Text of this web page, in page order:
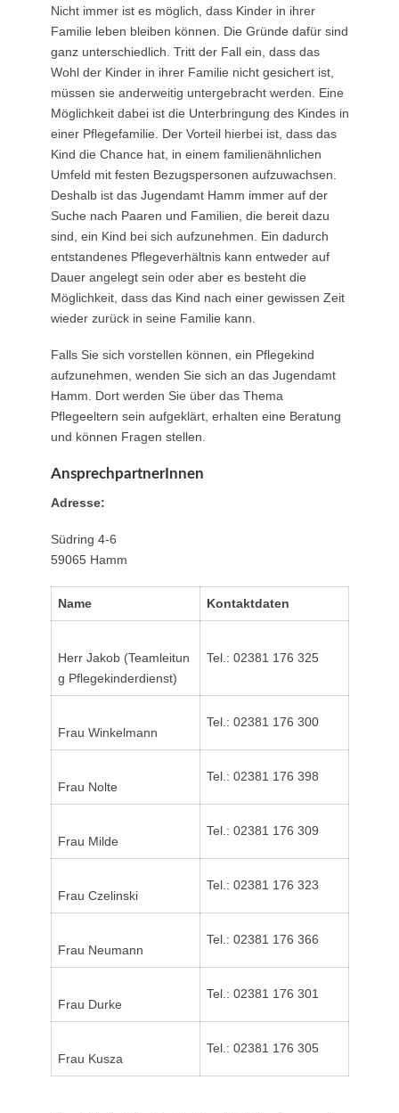
Nicht immer ist es möglich, dass Kinder in ihrer
Familie leben bleiben können. Die Gründe dafür sind
ganz unterschiedlich. Tritt der Fall ein, dass das
Wohl der Kinder in ihrer Familie nicht gesichert ist,
müssen sie anderweitig untergebracht werden. Eine
Möglichkeit dabei ist die Unterbringung des Kindes in
einer Pflegefamilie. Der Vorteil hierbei ist, dass das
Kind die Chance hat, in einem familienähnlichen
Umfeld mit festen Bezugspersonen aufzuwachsen.
Deshalb ist das Jugendamt Hamm immer auf der
Suche nach Paaren und Familien, die bereit dazu
sind, ein Kind bei sich aufzunehmen. Ein dadurch
entstandenes Pflegeverhältnis kann entweder auf
Dauer angelegt sein oder aber es besteht die
Möglichkeit, dass das Kind nach einer gewissen Zeit
wieder zurück in seine Familie kann.
Falls Sie sich vorstellen können, ein Pflegekind
aufzunehmen, wenden Sie sich an das Jugendamt
Hamm. Dort werden Sie über das Thema
Pflegeeltern sein aufgeklärt, erhalten eine Beratung
und können Fragen stellen.
AnsprechpartnerInnen
Adresse:
Südring 4-6
59065 Hamm
Name Kontaktdaten
Herr Jakob (Teamleitun
g Pflegekinderdienst)
Tel.: 02381 176 325
Frau Winkelmann
Tel.: 02381 176 300
Frau Nolte
Tel.: 02381 176 398
Frau Milde
Tel.: 02381 176 309
Frau Czelinski
Tel.: 02381 176 323
Frau Neumann
Tel.: 02381 176 366
Frau Durke
Tel.: 02381 176 301
Frau Kusza
Tel.: 02381 176 305